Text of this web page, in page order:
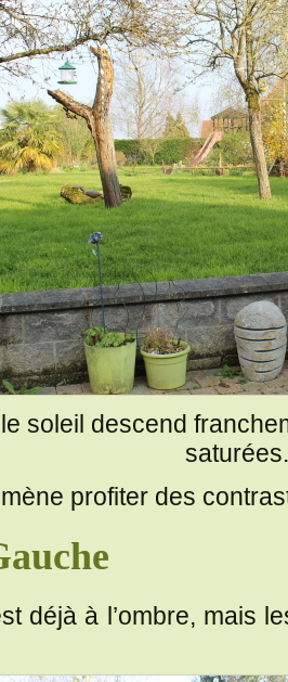
soleil descend
saturées.
profiter des
déjà à l’ombre, mais